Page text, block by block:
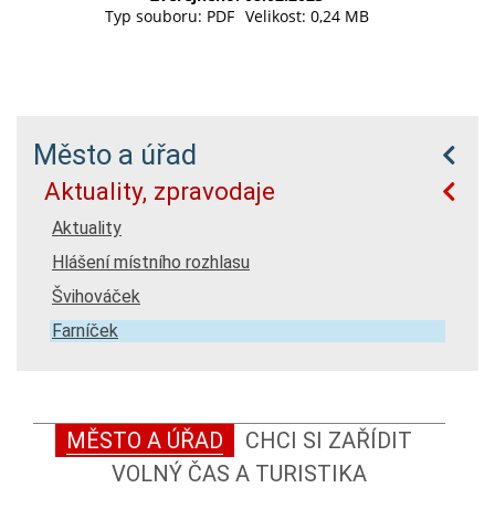
Typ souboru: PDF Velikost: 0,24 MB
Město a úřad
Aktuality, zpravodaje
Aktuality
Hlášení místního rozhlasu
Švihováček
Farníček
MĚSTO A ÚŘAD
CHCI SI ZAŘÍDIT
VOLNÝ ČAS A TURISTIKA